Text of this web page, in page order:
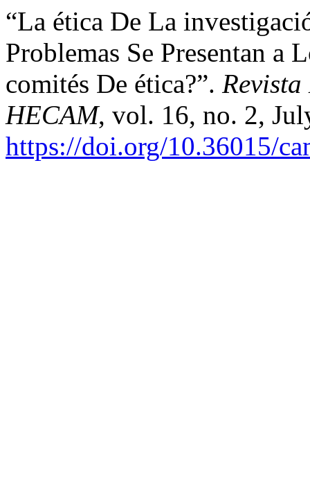
“La ética De La
Problemas Se Presentan a
comités De ética?”.
HECAM, vol. 16, no. 2,
https://doi.org/10.36015/